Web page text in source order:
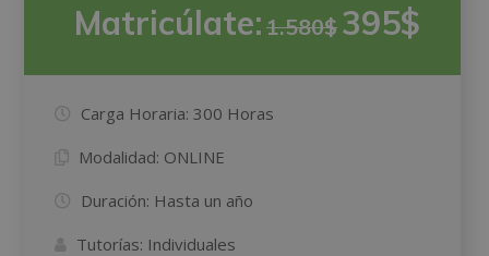
Matricúlate:1.580$ 395$
Carga Horaria: 300 Horas
Modalidad: ONLINE
Duración: Hasta un año
Tutorías: Individuales